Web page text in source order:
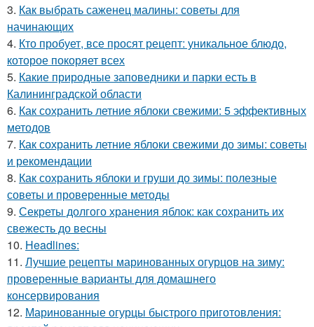
3. Как выбрать саженец малины: советы для
начинающих
4. Кто пробует, все просят рецепт: уникальное блюдо,
которое покоряет всех
5. Какие природные заповедники и парки есть в
Калининградской области
6. Как сохранить летние яблоки свежими: 5 эффективных
методов
7. Как сохранить летние яблоки свежими до зимы: советы
и рекомендации
8. Как сохранить яблоки и груши до зимы: полезные
советы и проверенные методы
9. Секреты долгого хранения яблок: как сохранить их
свежесть до весны
10. Headlines:
11. Лучшие рецепты маринованных огурцов на зиму:
проверенные варианты для домашнего
консервирования
12. Маринованные огурцы быстрого приготовления: